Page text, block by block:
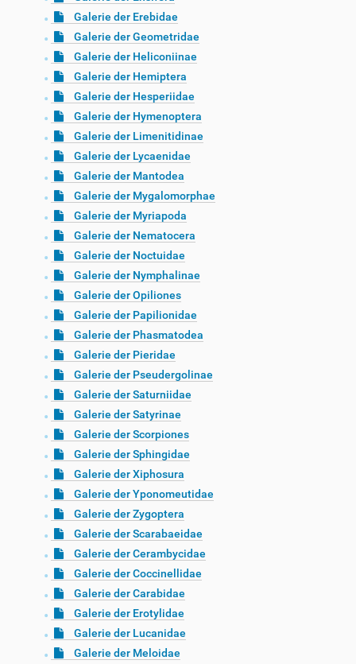
Galerie der Erebidae
Galerie der Geometridae
Galerie der Heliconiinae
Galerie der Hemiptera
Galerie der Hesperiidae
Galerie der Hymenoptera
Galerie der Limenitidinae
Galerie der Lycaenidae
Galerie der Mantodea
Galerie der Mygalomorphae
Galerie der Myriapoda
Galerie der Nematocera
Galerie der Noctuidae
Galerie der Nymphalinae
Galerie der Opiliones
Galerie der Papilionidae
Galerie der Phasmatodea
Galerie der Pieridae
Galerie der Pseudergolinae
Galerie der Saturniidae
Galerie der Satyrinae
Galerie der Scorpiones
Galerie der Sphingidae
Galerie der Xiphosura
Galerie der Yponomeutidae
Galerie der Zygoptera
Galerie der Scarabaeidae
Galerie der Cerambycidae
Galerie der Coccinellidae
Galerie der Carabidae
Galerie der Erotylidae
Galerie der Lucanidae
Galerie der Meloidae